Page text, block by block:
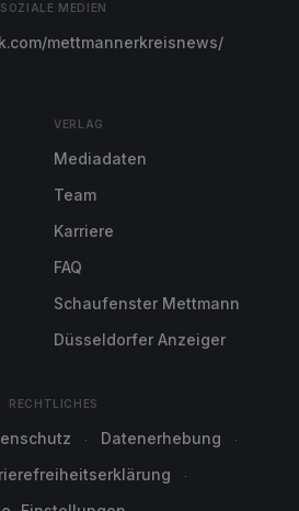
SOZIALE MEDIEN
mettmannerkreisnews/
VERLAG
Mediadaten
Team
Karriere
FAQ
Schaufenster Mettmann
Düsseldorfer Anzeiger
RECHTLICHES
Datenerhebung